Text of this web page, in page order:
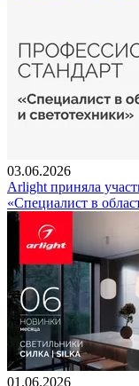
03.06.2026
Arlight приняла
«Специалист в
01.06.2026